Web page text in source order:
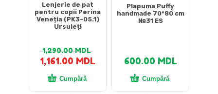
Lenjerie de pat
pentru copii Perina
Veneția (PK3-05.1)
Ursuleți
1,290.00MDL
1,161.00 MDL
Cumpără
Plapuma Puffy
handmade 70*80 cm
№31 ES
600.00 MDL
Cumpără